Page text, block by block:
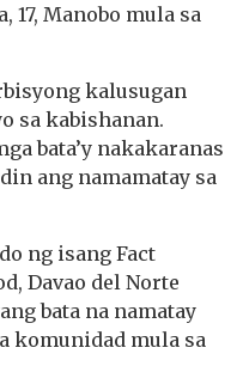
17, Manobo mula sa
kalusugan
sa kabishanan.
bata’y nakakaranas
ang namamatay sa
ng isang Fact
Davao del Norte
bata na namatay
komunidad mula sa